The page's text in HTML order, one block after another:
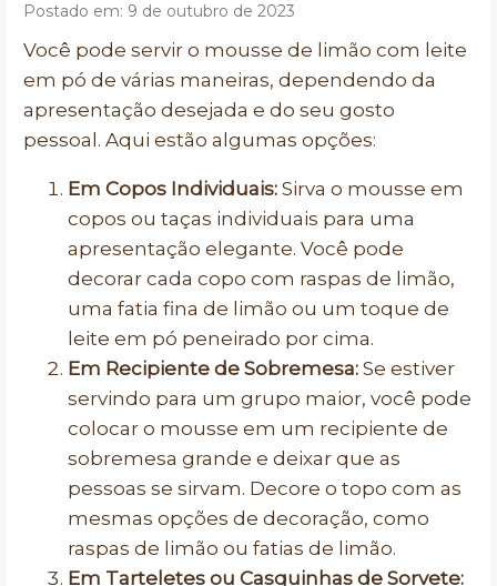
Postado em: 9 de outubro de 2023
Você pode servir o mousse de limão com leite
em pó de várias maneiras, dependendo da
apresentação desejada e do seu gosto
pessoal. Aqui estão algumas opções:
Em Copos Individuais: Sirva o mousse em
copos ou taças individuais para uma
apresentação elegante. Você pode
decorar cada copo com raspas de limão,
uma fatia fina de limão ou um toque de
leite em pó peneirado por cima.
Em Recipiente de Sobremesa: Se estiver
servindo para um grupo maior, você pode
colocar o mousse em um recipiente de
sobremesa grande e deixar que as
pessoas se sirvam. Decore o topo com as
mesmas opções de decoração, como
raspas de limão ou fatias de limão.
Em Tarteletes ou Casquinhas de Sorvete: